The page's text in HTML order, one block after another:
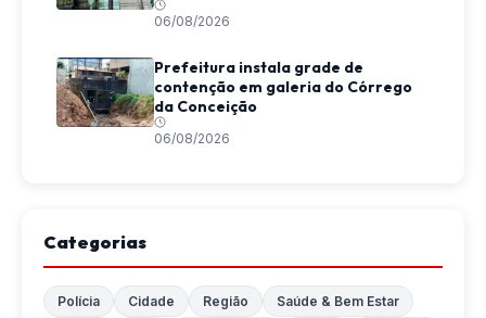
06/08/2026
Prefeitura instala grade de
contenção em galeria do Córrego
da Conceição
06/08/2026
Categorias
Polícia Cidade Região
Saúde & Bem Estar